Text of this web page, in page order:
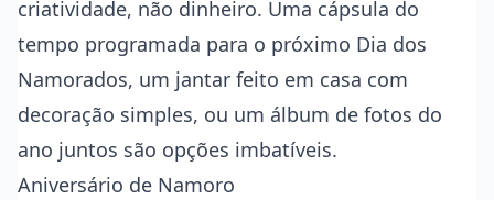
criatividade, não dinheiro. Uma cápsula do
tempo programada para o próximo Dia dos
Namorados, um jantar feito em casa com
decoração simples, ou um álbum de fotos do
ano juntos são opções imbatíveis.
Aniversário de Namoro